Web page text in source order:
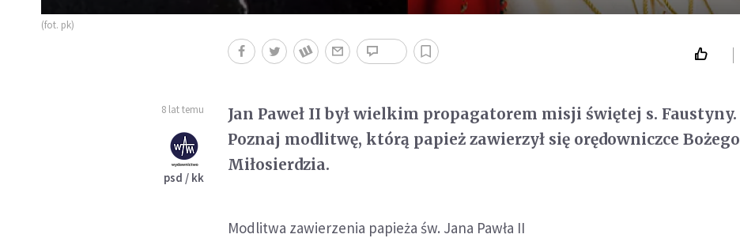
(fot. pk)
8 lat temu
psd / kk
Jan Paweł II był wielkim propagatorem misji świętej s. Faustyny.
Poznaj modlitwę, którą papież zawierzył się orędowniczce Bożego
Miłosierdzia.
Modlitwa zawierzenia papieża św. Jana Pawła II